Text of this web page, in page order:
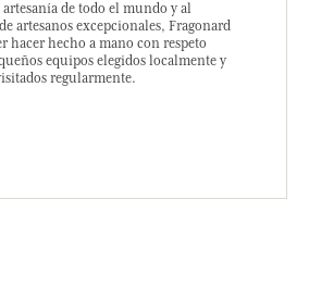
de todo el mundo y al
artesanos excepcionales, Fragonard
hacer hecho a mano con respeto
equipos elegidos localmente y
regularmente.